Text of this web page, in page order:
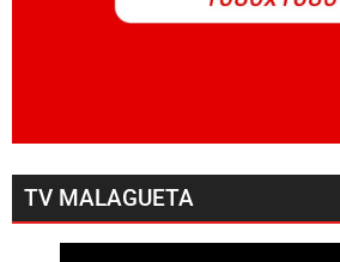
TV MALAGUETA